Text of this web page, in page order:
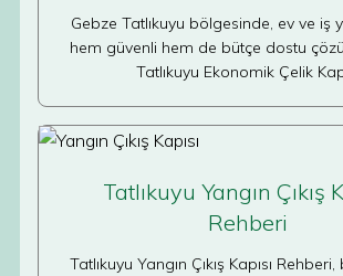
Gebze Tatlıkuyu bölgesinde, ev ve iş
hem güvenli hem de bütçe dostu
Tatlıkuyu Ekonomik Çelik
Tatlıkuyu Yangın Çıkış
Rehberi
Tatlıkuyu Yangın Çıkış Kapısı Rehberi,